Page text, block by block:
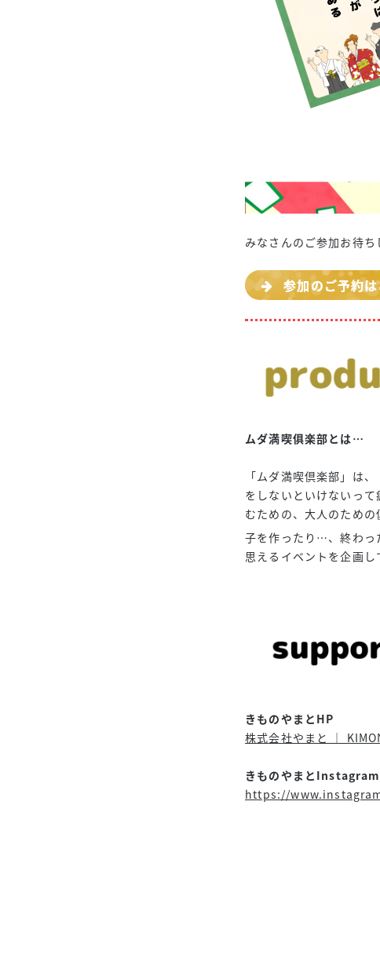
みなさんのご参加お待
参加のご予約
ムダ満喫俱楽部とは …
「ムダ満喫倶楽部」は
をしないといけないっ
むための、大人のための
子を作ったり…、終わっ
思えるイベントを企画し
きものやまとHP
株式会社やまと ｜
きものやまとInstagram
https://